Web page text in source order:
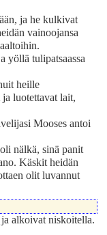
ja he kulkivat
vainoojansa
yöllä tulipatsaassa
heille
luotettavat lait,
Mooses antoi
nälkä, sinä panit
Käskit heidän
olit luvannut
alkoivat niskoitella.